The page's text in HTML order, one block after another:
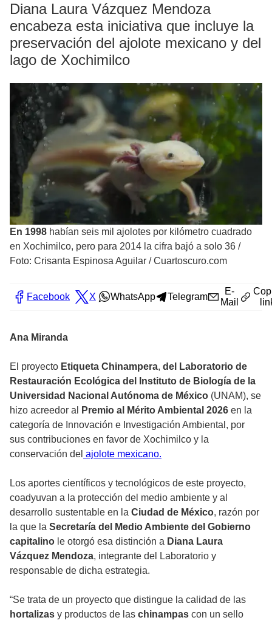
Diana Laura Vázquez Mendoza
encabeza esta iniciativa que incluye la
preservación del ajolote mexicano y del
lago de Xochimilco
En 1998 habían seis mil ajolotes por kilómetro cuadrado
en Xochimilco, pero para 2014 la cifra bajó a solo 36 /
Foto: Crisanta Espinosa Aguilar / Cuartoscuro.com
Facebook X WhatsApp Telegram
E-
Mail
Ana Miranda
El proyecto Etiqueta Chinampera, del Laboratorio de
Restauración Ecológica del Instituto de Biología de la
Universidad Nacional Autónoma de México (UNAM), se
hizo acreedor al
Premio al Mérito Ambiental 2026 en la
categoría de Innovación e Investigación Ambiental, por
sus contribuciones en favor de Xochimilco y la
conservación del ajolote mexicano.
Los aportes científicos y tecnológicos de este proyecto,
coadyuvan a la protección del medio ambiente y al
desarrollo sustentable en la Ciudad de México, razón por
la que la Secretaría del Medio Ambiente del Gobierno
capitalino le otorgó esa distinción a Diana Laura
Vázquez Mendoza, integrante del Laboratorio y
responsable de dicha estrategia.
“Se trata de un proyecto que distingue la calidad de las
hortalizas y productos de las chinampas con un sello